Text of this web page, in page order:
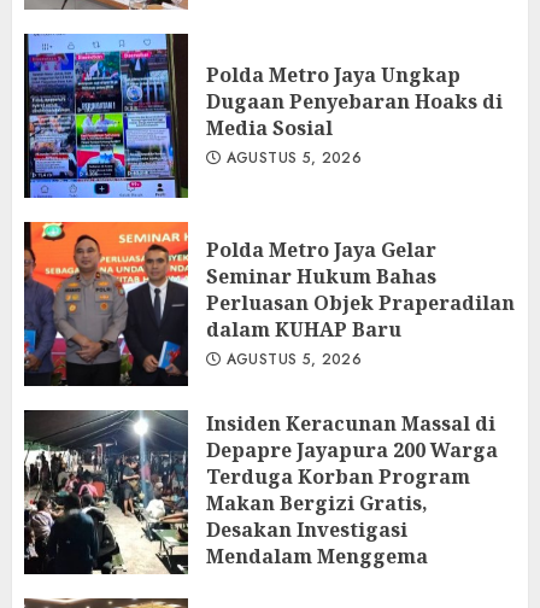
Polda Metro Jaya Ungkap
Dugaan Penyebaran Hoaks di
Media Sosial
AGUSTUS 5, 2026
Polda Metro Jaya Gelar
Seminar Hukum Bahas
Perluasan Objek Praperadilan
dalam KUHAP Baru
AGUSTUS 5, 2026
Insiden Keracunan Massal di
Depapre Jayapura 200 Warga
Terduga Korban Program
Makan Bergizi Gratis,
Desakan Investigasi
Mendalam Menggema